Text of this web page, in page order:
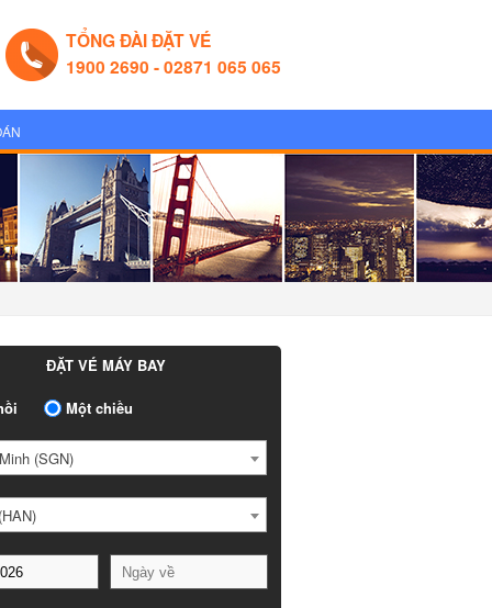
TỔNG ĐÀI ĐẶT VÉ
1900 2690 - 02871 065 065
ĐẶT VÉ MÁY BAY
Một chiều
(SGN)